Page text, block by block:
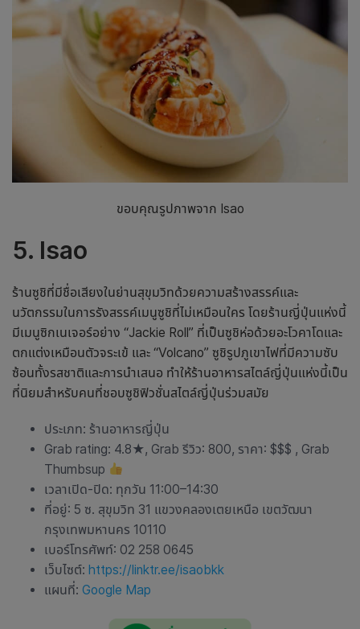
ขอบคุณรูปภาพจาก Isao
5. Isao
ร้านซูชิที่มีชื่อเสียงในย่านสุขุมวิทด้วยความสร้างสรรค์และ
นวัตกรรมในการรังสรรค์เมนูซูชิที่ไม่เหมือนใคร โดยร้านญี่ปุ่นแห่งนี้
มีเมนูซิกเนเจอร์อย่าง “Jackie Roll” ที่เป็นซูชิห่อด้วยอะโวคาโดและ
ตกแต่งเหมือนตัวจระเข้ และ “Volcano” ซูชิรูปภูเขาไฟที่มีความซับ
ซ้อนทั้งรสชาติและการนำเสนอ ทำให้ร้านอาหารสไตล์ญี่ปุ่นแห่งนี้เป็น
ที่นิยมสำหรับคนที่ชอบซูชิฟิวชั่นสไตล์ญี่ปุ่นร่วมสมัย
ประเภท: ร้านอาหารญี่ปุ่น
Grab rating: 4.8★, Grab รีวิว: 800, ราคา: $$$ , Grab
Thumbsup
เวลาเปิด-ปิด: ทุกวัน 11:00–14:30
ที่อยู่: 5 ซ. สุขุมวิท 31 แขวงคลองเตยเหนือ เขตวัฒนา
กรุงเทพมหานคร 10110
เบอร์โทรศัพท์: 02 258 0645
เว็บไซต์: https://linktr.ee/isaobkk
แผนที่: Google Map